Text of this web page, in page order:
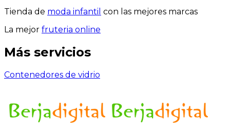
Tienda de moda infantil con las mejores marcas
La mejor fruteria online
Más servicios
Contenedores de vidrio